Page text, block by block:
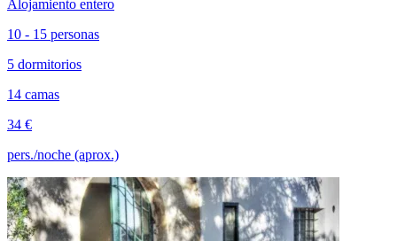
Alojamiento entero
10 - 15 personas
5 dormitorios
14 camas
34 €
pers./noche (aprox.)